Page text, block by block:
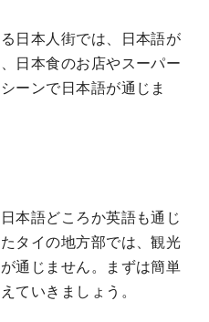
日本人街では、日本語が
日本食のお店やスーパー
ーンで日本語が通じま
本語どころか英語も通じ
タイの地方部では、観光
通じません。まずは簡単
ていきましょう。